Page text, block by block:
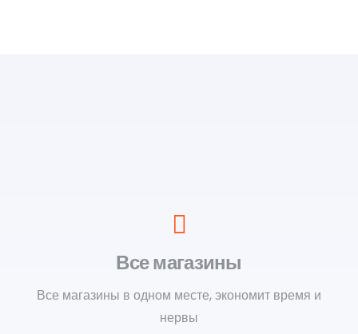
Все магазины
Все магазины в одном месте, экономит время и
нервы